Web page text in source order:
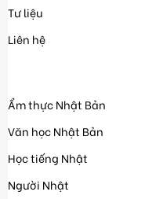
Tư liệu
Liên hệ
Ẩm thực Nhật Bản
Văn học Nhật Bản
Học tiếng Nhật
Người Nhật